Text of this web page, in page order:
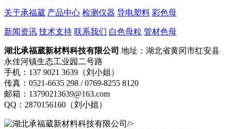
关于承福葳 产品中心 检测仪器 导电塑料 彩色母
新闻资讯 技术支持 联系我们 白色母粒 管材色母
湖北承福葳新材料科技有限公司 地址：湖北省黄冈市红安县
永佳河镇生态工业园二号路
手机：137 9021 3639（刘小姐）
传真：0521-6635 298 / 0769-8255 8120
邮箱：13790213639@163.com
QQ：2870156160（刘小姐）
/>